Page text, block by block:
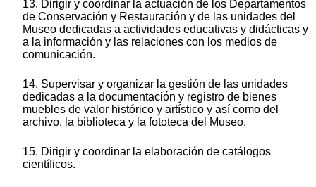
13. Dirigir y coordinar la actuación de los Departamentos
de Conservación y Restauración y de las unidades del
Museo dedicadas a actividades educativas y didácticas y
a la información y las relaciones con los medios de
comunicación.
14. Supervisar y organizar la gestión de las unidades
dedicadas a la documentación y registro de bienes
muebles de valor histórico y artístico y así como del
archivo, la biblioteca y la fototeca del Museo.
15. Dirigir y coordinar la elaboración de catálogos
científicos.